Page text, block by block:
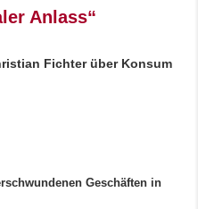
Anlass“
Fichter über Konsum
Geschäften in